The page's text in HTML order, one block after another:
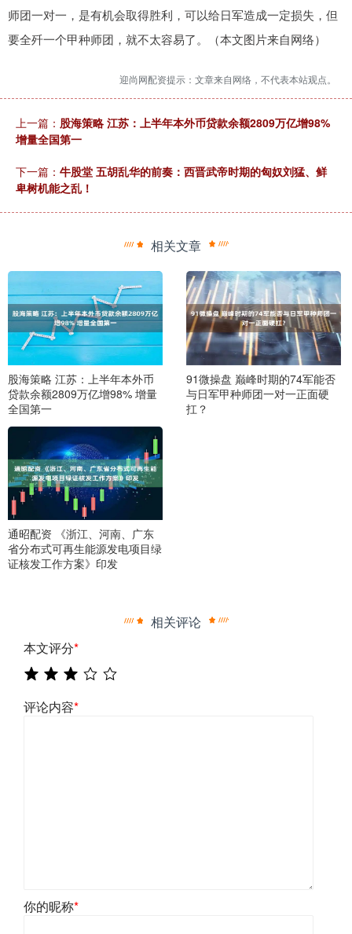
师团一对一，是有机会取得胜利，可以给日军造成一定损失，但
要全歼一个甲种师团，就不太容易了。（本文图片来自网络）
迎尚网配资提示：文章来自网络，不代表本站观点。
上一篇： 股海策略 江苏：上半年本外币贷款余额2809万亿增98%
增量全国第一
下一篇： 牛股堂 五胡乱华的前奏：西晋武帝时期的匈奴刘猛、鲜
卑树机能之乱！
相关文章
股海策略 江苏：上半年本外币
贷款余额2809万亿增98% 增量
全国第一
91微操盘 巅峰时期的74军能否
与日军甲种师团一对一正面硬
扛？
通昭配资 《浙江、河南、广东
省分布式可再生能源发电项目绿
证核发工作方案》印发
相关评论
本文评分*
评论内容*
你的昵称*